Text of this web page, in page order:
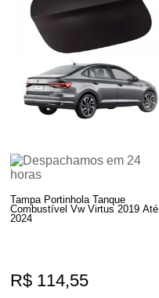
Tampa Portinhola Tanque
Combustível Vw Virtus 2019 Até
2024
R$ 114,55